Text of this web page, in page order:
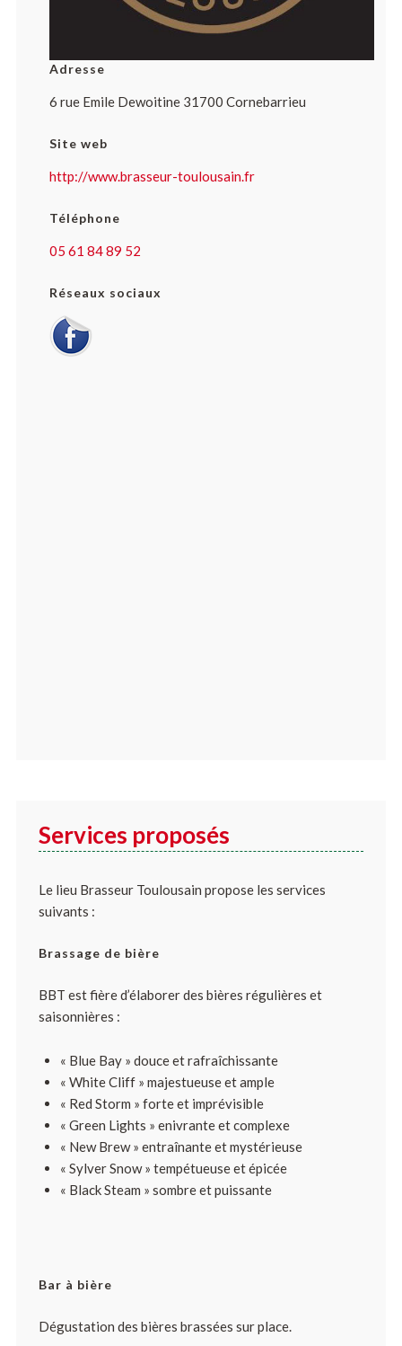
Adresse
6 rue Emile Dewoitine 31700 Cornebarrieu
Site web
http://www.brasseur-toulousain.fr
Téléphone
05 61 84 89 52
Réseaux sociaux
Services proposés
Le lieu Brasseur Toulousain propose les services
suivants :
Brassage de bière
BBT est fière d’élaborer des bières régulières et
saisonnières :
« Blue Bay » douce et rafraîchissante
« White Cliff » majestueuse et ample
« Red Storm » forte et imprévisible
« Green Lights » enivrante et complexe
« New Brew » entraînante et mystérieuse
« Sylver Snow » tempétueuse et épicée
« Black Steam » sombre et puissante
Bar à bière
Dégustation des bières brassées sur place.